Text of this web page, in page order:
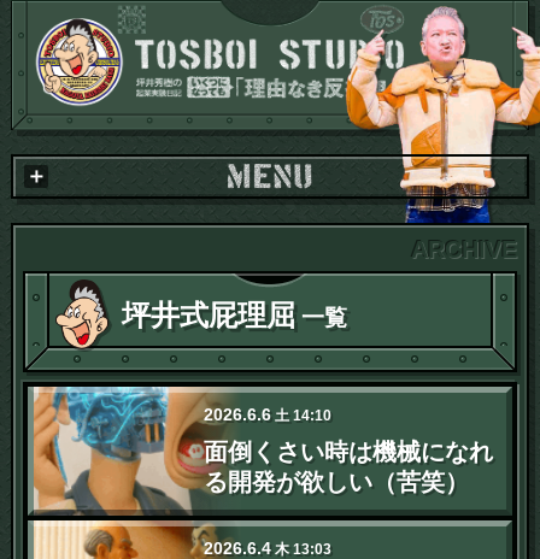
坪井式屁理屈 一覧
2026.6.6 土 14:10
面倒くさい時は機械になれ
る開発が欲しい（苦笑）
2026.6.4 木13:03